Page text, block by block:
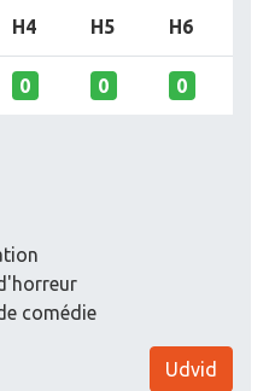
H4 H5 H6
0 0 0
comédie
Udvid